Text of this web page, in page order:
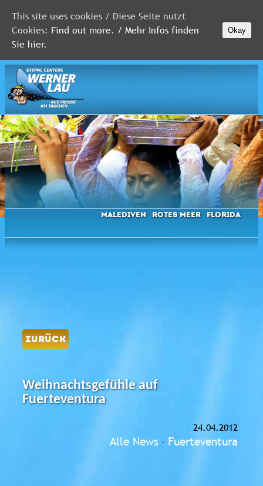
MALEDIVEN
ROTES
MEER
FLORIDA
Newsletter
Malediven Rotes Meer Florida
ZURÜCK
Weihnachtsgefühle auf
Fuerteventura
24.04.2012
Alle News - Fuerteventura
This site uses cookies / Diese Seite nutzt
Cookies: Find out more. / Mehr Infos finden
Sie hier.
Okay